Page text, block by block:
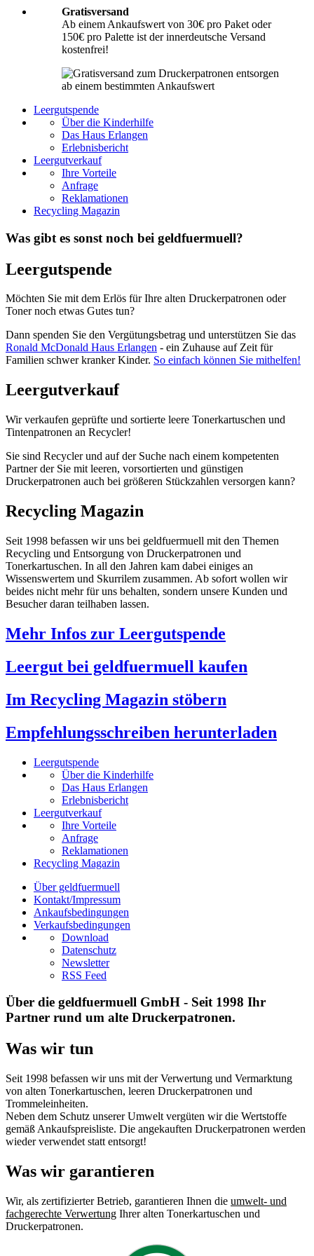
Gratisversand
Ab einem Ankaufswert von 30€ pro Paket oder
150€ pro Palette ist der innerdeutsche Versand
kostenfrei!
Leergutspende
Über die Kinderhilfe
Das Haus Erlangen
Erlebnisbericht
Leergutverkauf
Ihre Vorteile
Anfrage
Reklamationen
Recycling Magazin
Was gibt es sonst noch bei geldfuermuell?
Leergutspende
Möchten Sie mit dem Erlös für Ihre alten Druckerpatronen oder
Toner noch etwas Gutes tun?
Dann spenden Sie den Vergütungsbetrag und unterstützen Sie das
Ronald McDonald Haus Erlangen - ein Zuhause auf Zeit für
Familien schwer kranker Kinder. So einfach können Sie mithelfen!
Leergutverkauf
Wir verkaufen geprüfte und sortierte leere Tonerkartuschen und
Tintenpatronen an Recycler!
Sie sind Recycler und auf der Suche nach einem kompetenten
Partner der Sie mit leeren, vorsortierten und günstigen
Druckerpatronen auch bei größeren Stückzahlen versorgen kann?
Recycling Magazin
Seit 1998 befassen wir uns bei geldfuermuell mit den Themen
Recycling und Entsorgung von Druckerpatronen und
Tonerkartuschen. In all den Jahren kam dabei einiges an
Wissenswertem und Skurrilem zusammen. Ab sofort wollen wir
beides nicht mehr für uns behalten, sondern unsere Kunden und
Besucher daran teilhaben lassen.
Mehr Infos zur Leergutspende
Leergut bei geldfuermuell kaufen
Im Recycling Magazin stöbern
Empfehlungsschreiben herunterladen
Leergutspende
Über die Kinderhilfe
Das Haus Erlangen
Erlebnisbericht
Leergutverkauf
Ihre Vorteile
Anfrage
Reklamationen
Recycling Magazin
Über geldfuermuell
Kontakt/Impressum
Ankaufsbedingungen
Verkaufsbedingungen
Download
Datenschutz
Newsletter
RSS Feed
Über die geldfuermuell GmbH - Seit 1998 Ihr
Partner rund um alte Druckerpatronen.
Was wir tun
Seit 1998 befassen wir uns mit der Verwertung und Vermarktung
von alten Tonerkartuschen, leeren Druckerpatronen und
Trommeleinheiten.
Neben dem Schutz unserer Umwelt vergüten wir die Wertstoffe
gemäß Ankaufspreisliste. Die angekauften Druckerpatronen werden
wieder verwendet statt entsorgt!
Was wir garantieren
Wir, als zertifizierter Betrieb, garantieren Ihnen die umwelt- und
fachgerechte Verwertung Ihrer alten Tonerkartuschen und
Druckerpatronen.